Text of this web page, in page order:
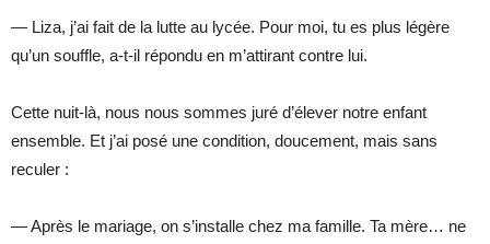
— Liza, j’ai fait de la lutte au lycée. Pour moi, tu es plus légère
qu’un souffle, a-t-il répondu en m’attirant contre lui.
Cette nuit-là, nous nous sommes juré d’élever notre enfant
ensemble. Et j’ai posé une condition, doucement, mais sans
reculer :
— Après le mariage, on s’installe chez ma famille. Ta mère… ne